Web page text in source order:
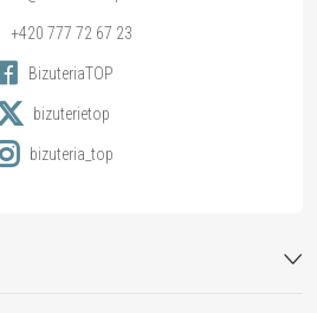
+420 777 72 67 23
BizuteriaTOP
bizuterietop
bizuteria_top